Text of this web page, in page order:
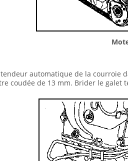
automatique de la courroie
coudée de 13 mm. Brider le galet